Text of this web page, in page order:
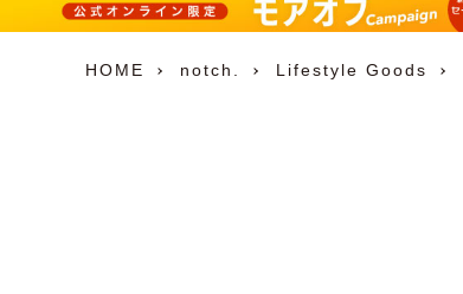
HOME notch. Lifestyle Goods